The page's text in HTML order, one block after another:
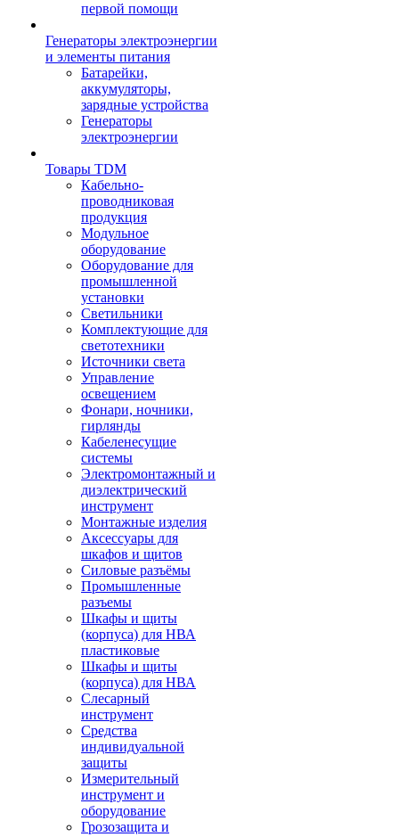
первой помощи
Генераторы электроэнергии
и элементы питания
Батарейки,
аккумуляторы,
зарядные устройства
Генераторы
электроэнергии
Товары TDM
Кабельно-
проводниковая
продукция
Модульное
оборудование
Оборудование для
промышленной
установки
Светильники
Комплектующие для
светотехники
Источники света
Управление
освещением
Фонари, ночники,
гирлянды
Кабеленесущие
системы
Электромонтажный и
диэлектрический
инструмент
Монтажные изделия
Аксессуары для
шкафов и щитов
Силовые разъёмы
Промышленные
разъемы
Шкафы и щиты
(корпуса) для НВА
пластиковые
Шкафы и щиты
(корпуса) для НВА
Слесарный
инструмент
Средства
индивидуальной
защиты
Измерительный
инструмент и
оборудование
Грозозащита и